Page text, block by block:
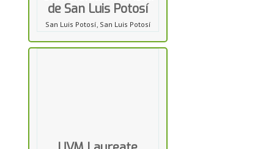
de San Luis Potosí
San Luis Potosí, San Luis Potosí